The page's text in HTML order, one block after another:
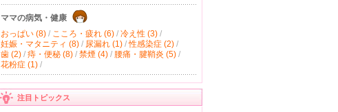
ママの病気・健康
おっぱい (8)/ こころ・疲れ (6)/ 冷え性 (3)/
妊娠・マタニティ (8)/ 尿漏れ (1)/ 性感染症 (2)/
歯 (2)/ 痔・便秘 (8)/ 禁煙 (4)/ 腰痛・腱鞘炎 (5)/
花粉症 (1)/
注目トピックス